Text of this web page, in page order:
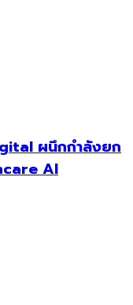
ผนึกกำลังยก
AI